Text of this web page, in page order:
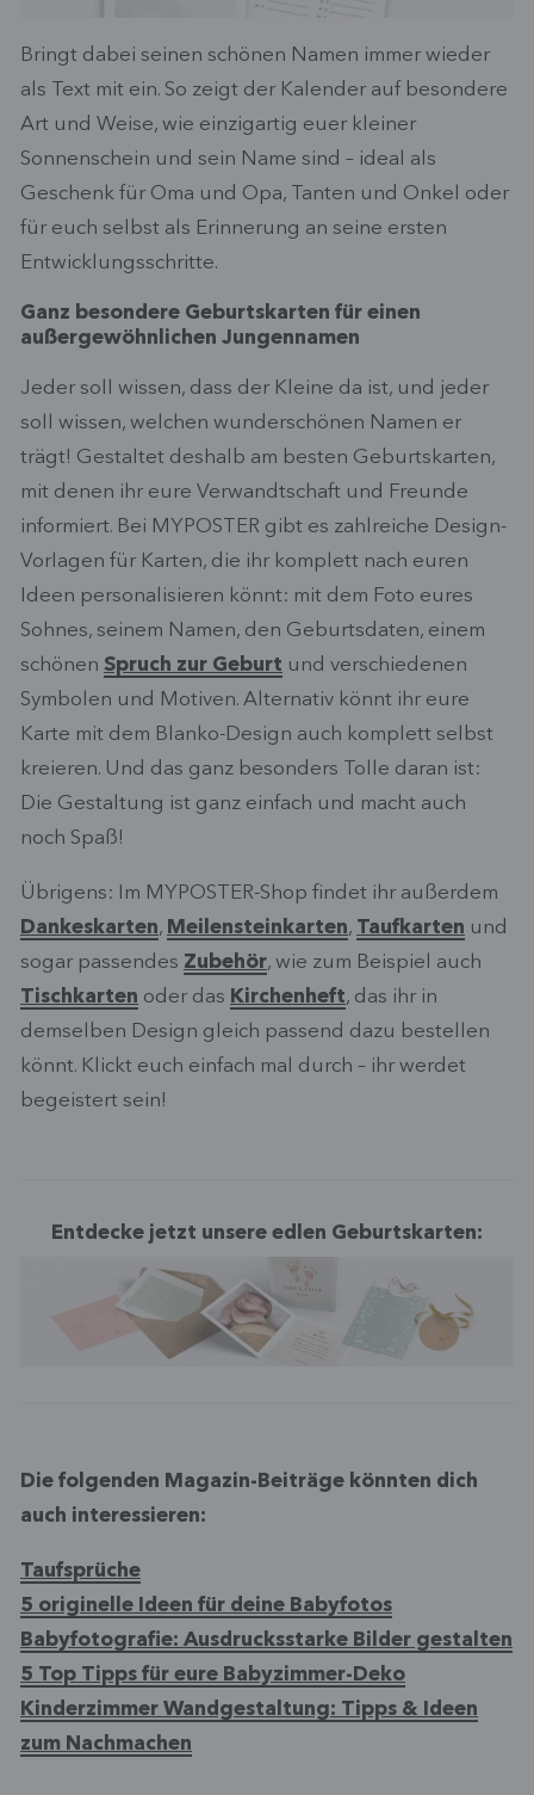
Bringt dabei seinen schönen Namen immer wieder
als Text mit ein. So zeigt der Kalender auf besondere
Art und Weise, wie einzigartig euer kleiner
Sonnenschein und sein Name sind – ideal als
Geschenk für Oma und Opa, Tanten und Onkel oder
für euch selbst als Erinnerung an seine ersten
Entwicklungsschritte.
Ganz besondere Geburtskarten für einen
außergewöhnlichen Jungennamen
Jeder soll wissen, dass der Kleine da ist, und jeder
soll wissen, welchen wunderschönen Namen er
trägt! Gestaltet deshalb am besten Geburtskarten,
mit denen ihr eure Verwandtschaft und Freunde
informiert. Bei MYPOSTER gibt es zahlreiche Design-
Vorlagen für Karten, die ihr komplett nach euren
Ideen personalisieren könnt: mit dem Foto eures
Sohnes, seinem Namen, den Geburtsdaten, einem
schönen Spruch zur Geburt und verschiedenen
Symbolen und Motiven. Alternativ könnt ihr eure
Karte mit dem Blanko-Design auch komplett selbst
kreieren. Und das ganz besonders Tolle daran ist:
Die Gestaltung ist ganz einfach und macht auch
noch Spaß!
Übrigens: Im MYPOSTER-Shop findet ihr außerdem
Dankeskarten, Meilensteinkarten, Taufkarten und
sogar passendes Zubehör, wie zum Beispiel auch
Tischkarten oder das Kirchenheft, das ihr in
demselben Design gleich passend dazu bestellen
könnt. Klickt euch einfach mal durch – ihr werdet
begeistert sein!
Entdecke jetzt unsere edlen Geburtskarten:
Die folgenden Magazin-Beiträge könnten dich
auch interessieren:
Taufsprüche
5 originelle Ideen für deine Babyfotos
Babyfotografie: Ausdrucksstarke Bilder gestalten
5 Top Tipps für eure Babyzimmer-Deko
Kinderzimmer Wandgestaltung: Tipps & Ideen
zum Nachmachen